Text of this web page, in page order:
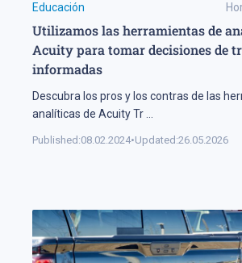
Educación
Utilizamos las herramientas de
Acuity para tomar decisiones de
informadas
Descubra los pros y los contras de las
analíticas de Acuity Tr ...
Published:08.02.2024•Updated:26.05.2026